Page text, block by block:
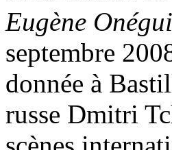
Eugène
septembre
donnée à
russe Dmitri